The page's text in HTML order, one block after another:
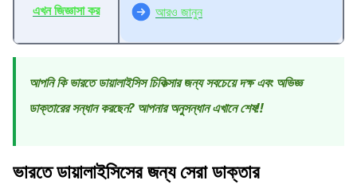
এখন জিজ্ঞাসা কর
আরও জানুন
আপনি কি ভারতে ডায়ালাইসিস চিকিত্সার জন্য সবচেয়ে দক্ষ এবং অভিজ্ঞ
ডাক্তারের সন্ধান করছেন? আপনার অনুসন্ধান এখানে শেষ!!
ভারতে ডায়ালাইসিসের জন্য সেরা ডাক্তার